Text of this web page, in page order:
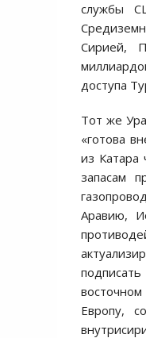
службы
Сирией,
доступа
Тот же
«готова
из Катара
запасам
Аравию,
Европу,